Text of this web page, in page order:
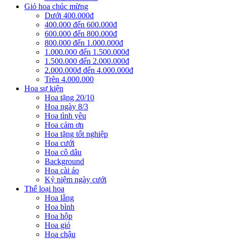
Giỏ hoa chúc mừng
Dưới 400.000đ
400.000 đến 600.000đ
600.000 đến 800.000đ
800.000 đến 1.000.000đ
1.000.000 đến 1.500.000đ
1.500.000 đến 2.000.000đ
2.000.000đ đến 4.000.000đ
Trên 4.000.000
Hoa sự kiện
Hoa tặng 20/10
Hoa ngày 8/3
Hoa tình yêu
Hoa cảm ơn
Hoa tặng tốt nghiệp
Hoa cưới
Hoa cô dâu
Background
Hoa cài áo
Kỷ niệm ngày cưới
Thể loại hoa
Hoa lẵng
Hoa bình
Hoa hộp
Hoa giỏ
Hoa chậu